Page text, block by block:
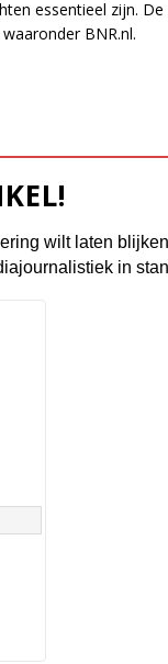
essentieel zijn.
BNR.nl.
wilt laten
in